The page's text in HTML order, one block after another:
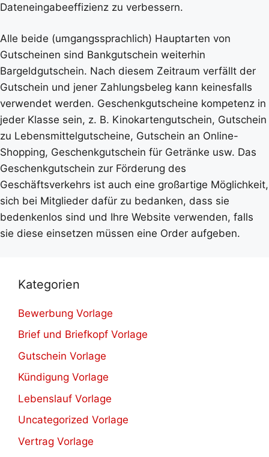
Dateneingabeeffizienz zu verbessern.
Alle beide (umgangssprachlich) Hauptarten von
Gutscheinen sind Bankgutschein weiterhin
Bargeldgutschein. Nach diesem Zeitraum verfällt der
Gutschein und jener Zahlungsbeleg kann keinesfalls
verwendet werden. Geschenkgutscheine kompetenz in
jeder Klasse sein, z. B. Kinokartengutschein, Gutschein
zu Lebensmittelgutscheine, Gutschein an Online-
Shopping, Geschenkgutschein für Getränke usw. Das
Geschenkgutschein zur Förderung des
Geschäftsverkehrs ist auch eine großartige Möglichkeit,
sich bei Mitglieder dafür zu bedanken, dass sie
bedenkenlos sind und Ihre Website verwenden, falls
sie diese einsetzen müssen eine Order aufgeben.
Kategorien
Bewerbung Vorlage
Brief und Briefkopf Vorlage
Gutschein Vorlage
Kündigung Vorlage
Lebenslauf Vorlage
Uncategorized Vorlage
Vertrag Vorlage